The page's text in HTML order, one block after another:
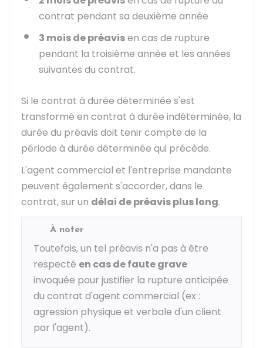
contrat pendant sa deuxième année
3 mois de préavisen cas de rupture
pendant la troisième année et les années
suivantes du contrat.
Si le contrat à durée déterminée s'est
transformé en contrat à durée indéterminée, la
durée du préavis doit tenir compte de la
période à durée déterminée qui précède.
L'agent commercial et l'entreprise mandante
peuvent également s'accorder, dans le
contrat, sur un délai de préavis plus long.
À noter
Toutefois, un tel préavis n'a pas à être
respecté en cas de faute grave
invoquée pour justifier la rupture anticipée
du contrat d'agent commercial (ex :
agression physique et verbale d'un client
par l'agent).